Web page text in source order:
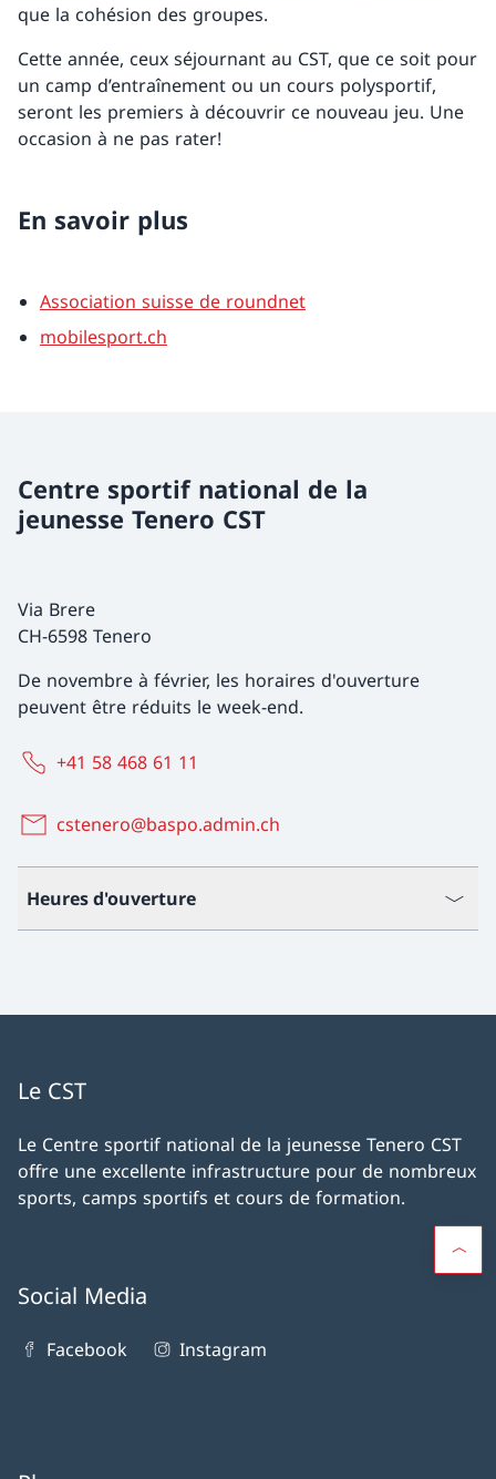
que la cohésion des groupes.
Cette année, ceux séjournant au CST, que ce soit pour
un camp d’entraînement ou un cours polysportif,
seront les premiers à découvrir ce nouveau jeu. Une
occasion à ne pas rater!
En savoir plus
Association suisse de roundnet
mobilesport.ch
Centre sportif national de la
jeunesse Tenero CST
Via Brere
CH-6598 Tenero
De novembre à février, les horaires d'ouverture
peuvent être réduits le week-end.
+41 58 468 61 11
cstenero@baspo.admin.ch
Heures d'ouverture
Le CST
Le Centre sportif national de la jeunesse Tenero CST
offre une excellente infrastructure pour de nombreux
sports, camps sportifs et cours de formation.
Social Media
Facebook Instagram